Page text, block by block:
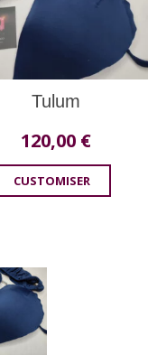
Tulum
120,00 €
CUSTOMISER